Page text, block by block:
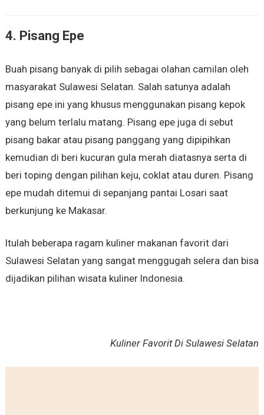
4. Pisang Epe
Buah pisang banyak di pilih sebagai olahan camilan oleh
masyarakat Sulawesi Selatan. Salah satunya adalah
pisang epe ini yang khusus menggunakan pisang kepok
yang belum terlalu matang. Pisang epe juga di sebut
pisang bakar atau pisang panggang yang dipipihkan
kemudian di beri kucuran gula merah diatasnya serta di
beri toping dengan pilihan keju, coklat atau duren. Pisang
epe mudah ditemui di sepanjang pantai Losari saat
berkunjung ke Makasar.
Itulah beberapa ragam kuliner makanan favorit dari
Sulawesi Selatan yang sangat menggugah selera dan bisa
dijadikan pilihan wisata kuliner Indonesia.
Kuliner Favorit Di Sulawesi Selatan